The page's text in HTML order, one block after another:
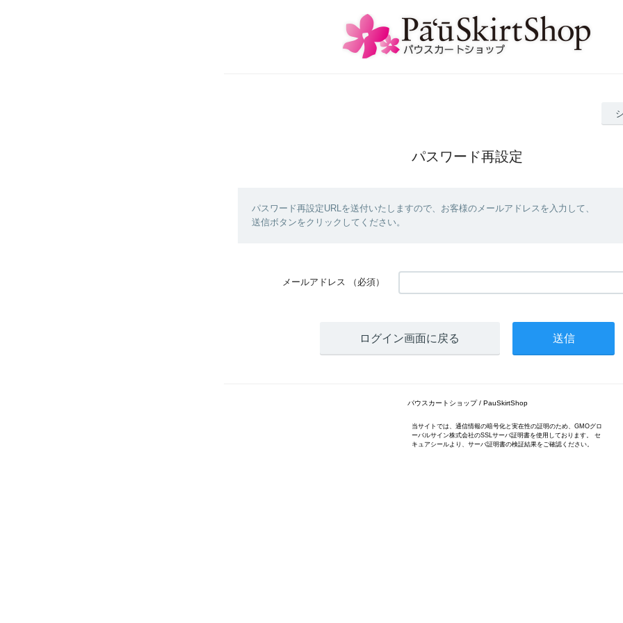
パスワード再設定
パスワード再設定URLを送付いたしますので、お客様のメールアドレスを入力して、
送信ボタンをクリックしてください。
メールアドレス （必須）
ログイン画面に戻る
パウスカートショップ / PauSkirtShop
当サイトでは、通信情報の暗号化と実在性の証明のため、GMOグロ
ーバルサイン株式会社のSSLサーバ証明書を使用しております。 セ
キュアシールより、サーバ証明書の検証結果をご確認ください。